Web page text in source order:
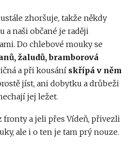
zhoršuje, takže někdy
a naši občané je raději
Do chlebové mouky se
žaludů, bramborová
a při kousání skřípá v něm
jíst, ani dobytku a drůbeži
jej ležet.
fronty a jeli přes Vídeň, přivezli
ale i o ten je tam prý nouze.